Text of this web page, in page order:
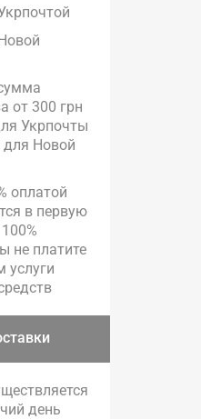
от 300 грн
Укрпочты
для Новой
оплатой
в первую
не платите
услуги
день